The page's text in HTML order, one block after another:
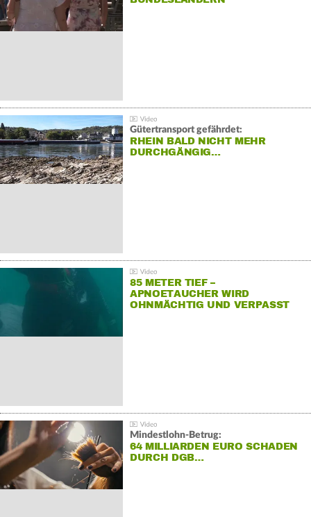
Gütertransport gefährdet:
RHEIN BALD NICHT MEHR
DURCHGÄNGIG…
85 METER TIEF –
APNOETAUCHER WIRD
OHNMÄCHTIG UND VERPASST
Mindestlohn-Betrug:
64 MILLIARDEN EURO SCHADEN
DURCH DGB…